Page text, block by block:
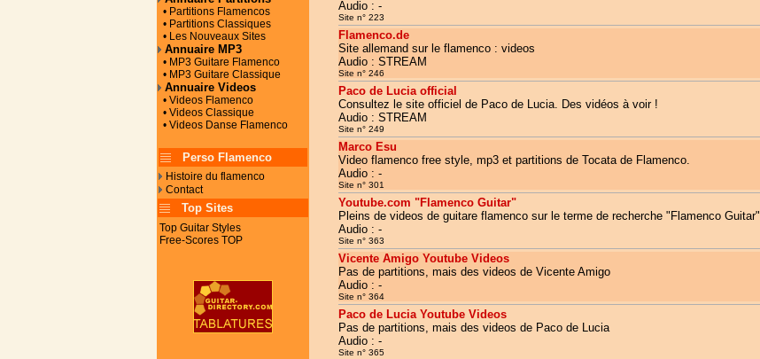
• Partitions Flamencos
• Partitions Classiques
• Les Nouveaux Sites
Annuaire MP3
• MP3 Guitare Flamenco
• MP3 Guitare Classique
Annuaire Videos
• Videos Flamenco
• Videos Classique
• Videos Danse Flamenco
Perso Flamenco
Histoire du flamenco
Contact
Top Sites
Top Guitar Styles
Free-Scores TOP
Audio : -
Site n° 223
Flamenco.de
Site allemand sur le flamenco : videos
Audio : STREAM
Site n° 246
Paco de Lucia official
Consultez le site officiel de Paco de Lucia. Des vidéos à voir !
Audio : STREAM
Site n° 249
Marco Esu
Video flamenco free style, mp3 et partitions de Tocata de Flamenco.
Audio : -
Site n° 301
Youtube.com "Flamenco Guitar"
Pleins de videos de guitare flamenco sur le terme de recherche "Flamenco Guitar"
Audio : -
Site n° 363
Vicente Amigo Youtube Videos
Pas de partitions, mais des videos de Vicente Amigo
Audio : -
Site n° 364
Paco de Lucia Youtube Videos
Pas de partitions, mais des videos de Paco de Lucia
Audio : -
Site n° 365